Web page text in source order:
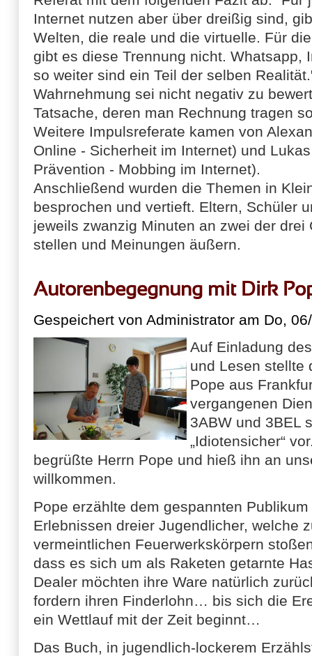
Internet nutzen aber über dreißig sind,
Welten, die reale und die virtuelle. Für
gibt es diese Trennung nicht. Whatsapp,
so weiter sind ein Teil der selben
Wahrnehmung sei nicht negativ zu
Tatsache, deren man Rechnung tragen
Weitere Impulsreferate kamen von
Online - Sicherheit im Internet) und
Prävention - Mobbing im Internet).
Anschließend wurden die Themen in
besprochen und vertieft. Eltern, Schüler
jeweils zwanzig Minuten an zwei der drei
stellen und Meinungen äußern.
Autorenbegegnung mit Dirk
Gespeichert von Administrator am Do,
Auf Einladung
und Lesen stellte
Pope aus
vergangenen
3ABW und 3BEL
„Idiotensicher“
begrüßte Herrn Pope und hieß ihn an
willkommen.
Pope erzählte dem gespannten
Erlebnissen dreier Jugendlicher, welche
vermeintlichen Feuerwerkskörpern
dass es sich um als Raketen getarnte
Dealer möchten ihre Ware natürlich
fordern ihren Finderlohn… bis sich die
ein Wettlauf mit der Zeit beginnt…
Das Buch, in jugendlich-lockerem